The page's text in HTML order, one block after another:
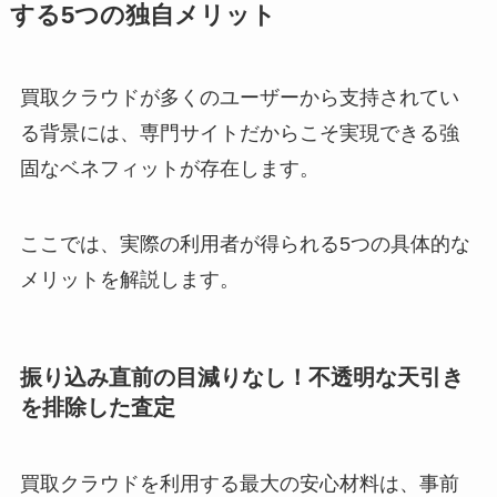
する5つの独自メリット
買取クラウドが多くのユーザーから支持されてい
る背景には、専門サイトだからこそ実現できる強
固なベネフィットが存在します。
ここでは、実際の利用者が得られる5つの具体的な
メリットを解説します。
振り込み直前の目減りなし！不透明な天引き
を排除した査定
買取クラウドを利用する最大の安心材料は、事前